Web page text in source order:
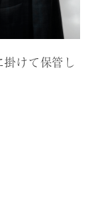
けて保管し